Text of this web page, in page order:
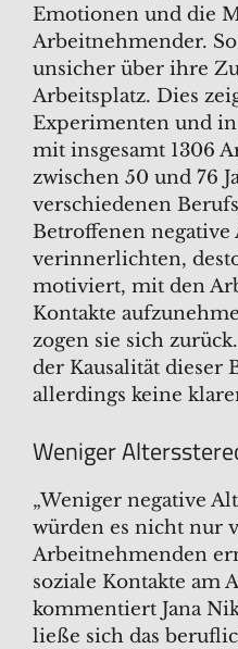
Emotionen und die
Arbeitnehmender.
unsicher über ihre
Arbeitsplatz. Dies
Experimenten und
mit insgesamt 1306
zwischen 50 und 76
verschiedenen
Betroffenen
verinnerlichten,
motiviert, mit den
Kontakte
zogen sie sich
der Kausalität dieser
allerdings keine
Weniger
„Weniger negative
würden es nicht nur
Arbeitnehmenden
soziale Kontakte am
kommentiert Jana
ließe sich das